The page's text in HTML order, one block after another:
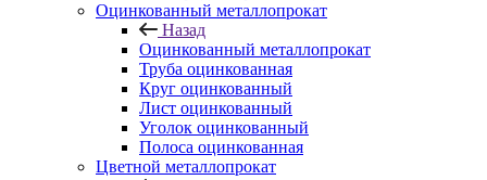
Оцинкованный металлопрокат
Назад
Оцинкованный металлопрокат
Труба оцинкованная
Круг оцинкованный
Лист оцинкованный
Уголок оцинкованный
Полоса оцинкованная
Цветной металлопрокат